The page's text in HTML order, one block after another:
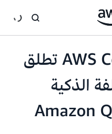
AWS Cost Explorer تطلق
الذكية